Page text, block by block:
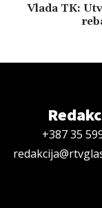
Vlada TK:
+387 35